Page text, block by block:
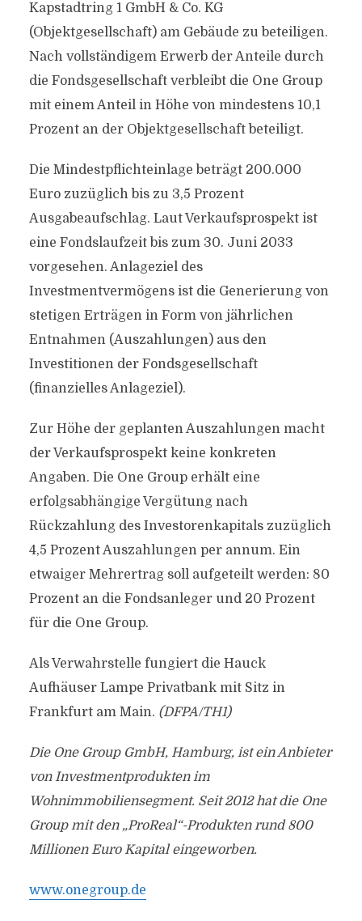
Kapstadtring 1 GmbH & Co. KG
(Objektgesellschaft) am Gebäude zu beteiligen.
Nach vollständigem Erwerb der Anteile durch
die Fondsgesellschaft verbleibt die One Group
mit einem Anteil in Höhe von mindestens 10,1
Prozent an der Objektgesellschaft beteiligt.
Die Mindestpflichteinlage beträgt 200.000
Euro zuzüglich bis zu 3,5 Prozent
Ausgabeaufschlag. Laut Verkaufsprospekt ist
eine Fondslaufzeit bis zum 30. Juni 2033
vorgesehen. Anlageziel des
Investmentvermögens ist die Generierung von
stetigen Erträgen in Form von jährlichen
Entnahmen (Auszahlungen) aus den
Investitionen der Fondsgesellschaft
(finanzielles Anlageziel).
Zur Höhe der geplanten Auszahlungen macht
der Verkaufsprospekt keine konkreten
Angaben. Die One Group erhält eine
erfolgsabhängige Vergütung nach
Rückzahlung des Investorenkapitals zuzüglich
4,5 Prozent Auszahlungen per annum. Ein
etwaiger Mehrertrag soll aufgeteilt werden: 80
Prozent an die Fondsanleger und 20 Prozent
für die One Group.
Als Verwahrstelle fungiert die Hauck
Aufhäuser Lampe Privatbank mit Sitz in
Frankfurt am Main. (DFPA/TH1)
Die One Group GmbH, Hamburg, ist ein Anbieter
von Investmentprodukten im
Wohnimmobiliensegment. Seit 2012 hat die One
Group mit den „ProReal“-Produkten rund 800
Millionen Euro Kapital eingeworben.
www.onegroup.de